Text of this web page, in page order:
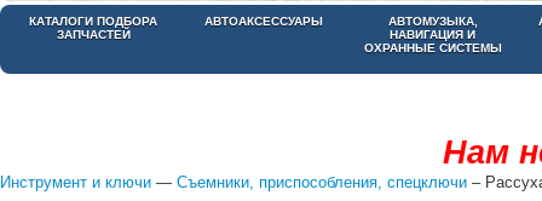
КАТАЛОГИ ПОДБОРА
ЗАПЧАСТЕЙ
АВТОАКСЕССУАРЫ
АВТОМУЗЫКА,
НАВИГАЦИЯ И
ОХРАННЫЕ СИСТЕМЫ
Нам
Инструмент и ключи — Съемники, приспособления, спецключи –